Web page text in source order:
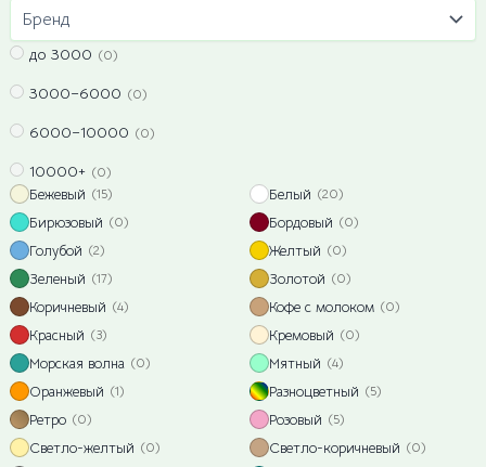
до 3000 (0)
3000–6000 (0)
6000–10000 (0)
10000+ (0)
Бежевый (15) Белый (20)
Бирюзовый (0) Бордовый (0)
Голубой (2) Желтый (0)
Зеленый (17) Золотой (0)
Коричневый (4) Кофе с молоком (0)
Красный (3) Кремовый (0)
Морская волна (0) Мятный (4)
Оранжевый (1) Разноцветный (5)
Ретро (0) Розовый (5)
Светло-желтый (0) Светло-коричневый (0)